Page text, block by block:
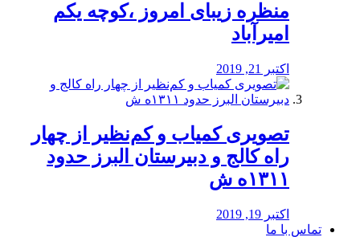
منظره‌‌ زیبای امروز ،کوچه یکم
امیرآباد
اکتبر 21, 2019
️تصویری کمیاب و کم‌نظیر از چهار
راه كالج و دبيرستان البرز حدود
۱۳۱۱ه ش
اکتبر 19, 2019
تماس با ما